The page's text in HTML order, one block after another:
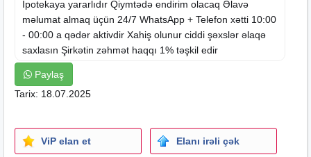
İpotekaya yararlıdır Qiymtədə endirim olacaq Əlavə
məlumat almaq üçün 24/7 WhatsApp + Telefon xətti 10:00
- 00:00 a qədər aktivdir Xahiş olunur ciddi şəxslər əlaqə
saxlasın Şirkətin zəhmət haqqı 1% təşkil edir
Paylaş
Tarix: 18.07.2025
ViP elan et Elanı irəli çək